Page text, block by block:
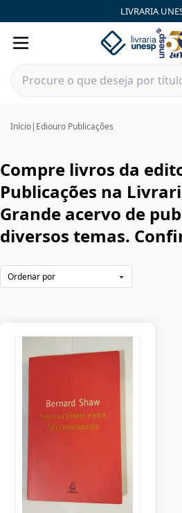
LIVRARIA
Início| Ediouro Publicações
Compre livros da
Publicações na
Grande acervo de
diversos temas.
Ediouro Publicações|Livraria